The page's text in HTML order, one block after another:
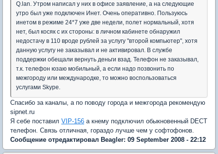
Q.lan. Утром написал у них в офисе заявление, а на следующие
утро был уже подключен Инет. Очень оперативно. Пользуюсь
инетом в режиме 24*7 уже две недели, полет нормальный, хотя
нет, был косяк с их стороны: в личном кабинете обнаружил
недостачу в 110 вроде рублей за услугу "второй компьютер", хотя
данную услугу не заказывал и не активировал. В службе
поддержки обещали вернуть деньги взад. Телефон не заказывал,
т.к. телефон юзаю мобильный, а если надо позвонить по
межгороду или международке, то можно воспользоваться
услугами Skype.
Спасибо за каналы, а по поводу города и межгорода рекомендую
sipnet.ru
Я себе поставил VIP-156 а кнему подключил обыкновенный DECT
телефон. Связь отличная, гораздо лучше чем у софтофонов.
Сообщение отредактировал Beagler: 09 September 2008 - 22:12